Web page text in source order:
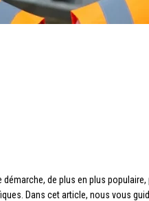
de plus en plus
Dans cet article, nous vous